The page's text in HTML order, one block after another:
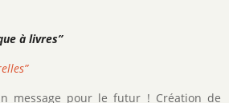
à livres”
message pour le futur ! Création de